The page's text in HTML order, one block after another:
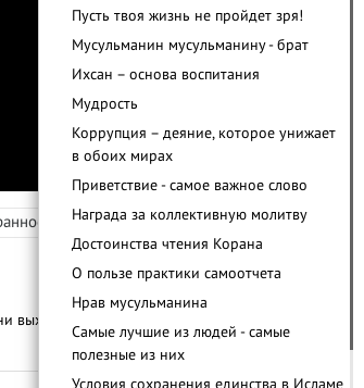
Режим просмотра
выхода уроков:
Пусть твоя жизнь не пройдет зря!
Мусульманин мусульманину - брат
Ихсан – основа воспитания
Мудрость
Коррупция – деяние, которое унижает
в обоих мирах
Приветствие - самое важное слово
Награда за коллективную молитву
Достоинства чтения Корана
О пользе практики самоотчета
Нрав мусульманина
Самые лучшие из людей - самые
полезные из них
Условия сохранения единства в Исламе